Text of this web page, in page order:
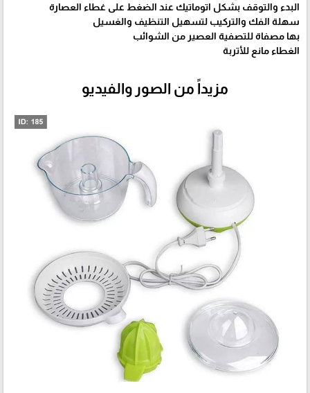
البدء والتوقف بشكل اتوماتيك عند الضغط على غطاء العصارة
سهلة الفك والتركيب لتسهيل التنظيف والغسيل
بها مصفاة للتصفية العصير من الشوائب
الغطاء مانع للأتربة
مزيداً من الصور والفيديو